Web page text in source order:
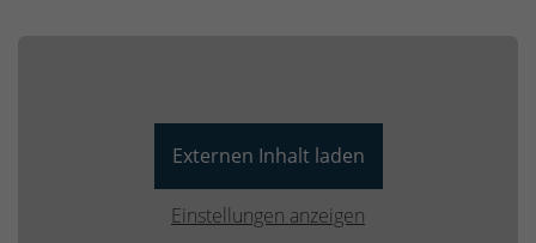
Externen Inhalt laden
Einstellungen anzeigen